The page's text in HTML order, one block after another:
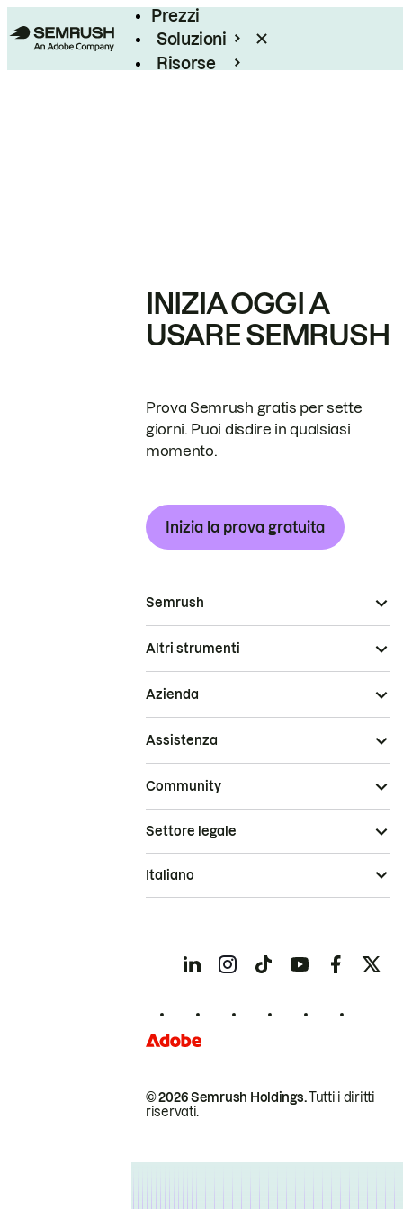
Prezzi
Soluzioni
Risorse
INIZIA OGGI A
USARE SEMRUSH
Prova Semrush gratis per sette
giorni. Puoi disdire in qualsiasi
momento.
Inizia la prova gratuita
Semrush
Altri strumenti
Azienda
Assistenza
Community
© 2026 Semrush Holdings.Tutti i diritti
riservati.
Settore legale
Italiano